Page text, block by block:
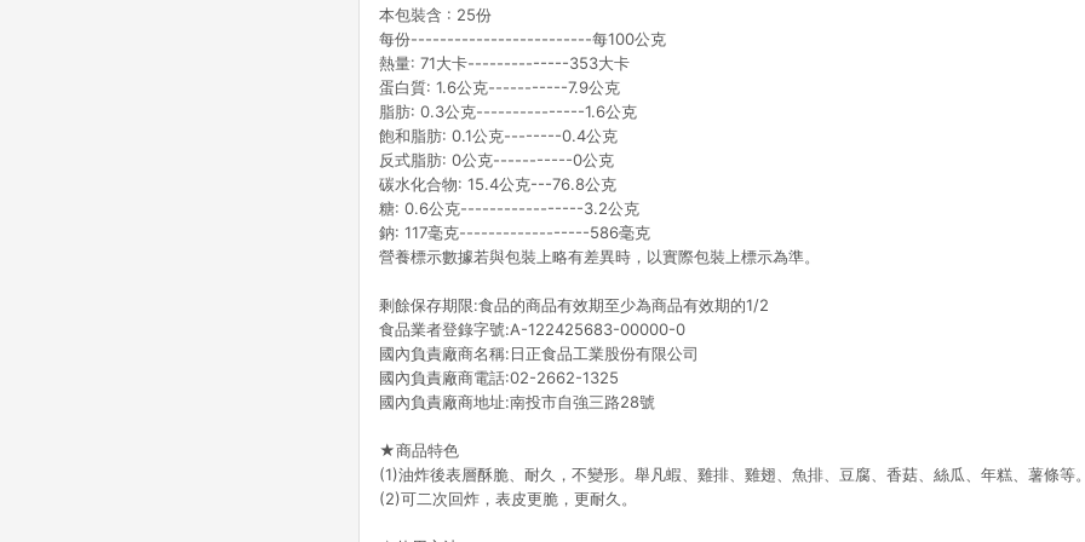
本包裝含 : 25份
每份-------------------------每100公克
熱量: 71大卡--------------353大卡
蛋白質: 1.6公克-----------7.9公克
脂肪: 0.3公克---------------1.6公克
飽和脂肪: 0.1公克--------0.4公克
反式脂肪: 0公克-----------0公克
碳水化合物: 15.4公克---76.8公克
糖: 0.6公克-----------------3.2公克
鈉: 117毫克------------------586毫克
營養標示數據若與包裝上略有差異時，以實際包裝上標示為準。
剩餘保存期限:食品的商品有效期至少為商品有效期的1/2
食品業者登錄字號:A-122425683-00000-0
國內負責廠商名稱:日正食品工業股份有限公司
國內負責廠商電話:02-2662-1325
國內負責廠商地址:南投市自強三路28號
★商品特色
(1)油炸後表層酥脆、耐久，不變形。舉凡蝦、雞排、雞翅、魚排、豆腐、香菇、絲瓜、年糕、薯條等
(2)可二次回炸，表皮更脆，更耐久。